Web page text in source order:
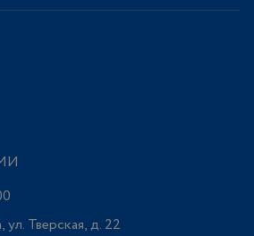
ул. Тверская, д. 22